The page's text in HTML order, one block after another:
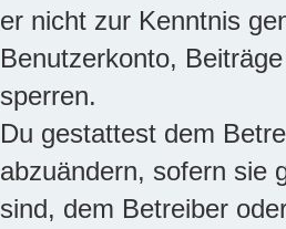
er nicht zur Kenntnis
Benutzerkonto,
sperren.
Du gestattest dem
abzuändern, sofern sie
sind, dem Betreiber